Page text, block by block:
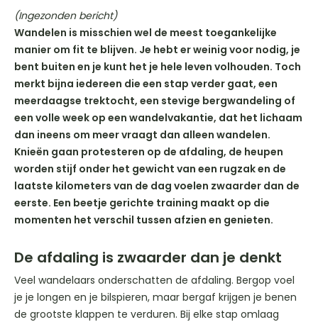
(Ingezonden bericht)
Wandelen is misschien wel de meest toegankelijke
manier om fit te blijven. Je hebt er weinig voor nodig, je
bent buiten en je kunt het je hele leven volhouden. Toch
merkt bijna iedereen die een stap verder gaat, een
meerdaagse trektocht, een stevige bergwandeling of
een volle week op een wandelvakantie, dat het lichaam
dan ineens om meer vraagt dan alleen wandelen.
Knieën gaan protesteren op de afdaling, de heupen
worden stijf onder het gewicht van een rugzak en de
laatste kilometers van de dag voelen zwaarder dan de
eerste. Een beetje gerichte training maakt op die
momenten het verschil tussen afzien en genieten.
De afdaling is zwaarder dan je denkt
Veel wandelaars onderschatten de afdaling. Bergop voel
je je longen en je bilspieren, maar bergaf krijgen je benen
de grootste klappen te verduren. Bij elke stap omlaag